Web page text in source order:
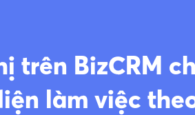
trên BizCRM
làm việc